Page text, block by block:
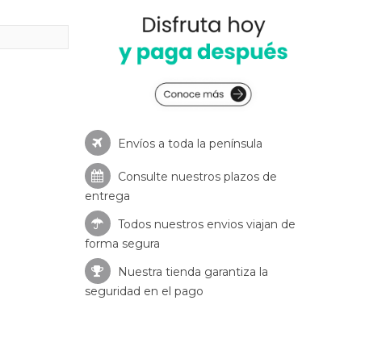
Envíos a toda la península
Consulte nuestros plazos de
entrega
Todos nuestros envios viajan de
forma segura
Nuestra tienda garantiza la
seguridad en el pago